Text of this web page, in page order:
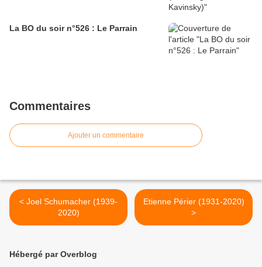
La BO du soir n°526 : Le Parrain
Commentaires
Ajouter un commentaire
< Joel Schumacher (1939-
2020)
Etienne Périer (1931-2020)
>
Hébergé par Overblog